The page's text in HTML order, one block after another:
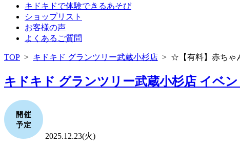
キドキドで体験できるあそび
ショップリスト
お客様の声
よくあるご質問
TOP > キドキド グランツリー武蔵小杉店 > ☆【有料】赤ちゃ
キドキド グランツリー武蔵小杉店 イベ
2025.12.23(火)